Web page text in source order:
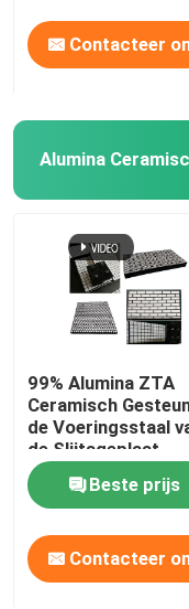
Contacteer
Alumina
99% Alumina ZTA
Ceramisch
de Voeringsstaal
de Slijtageplaat
Beste prijs
Contacteer